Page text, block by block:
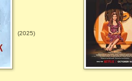
(2025)